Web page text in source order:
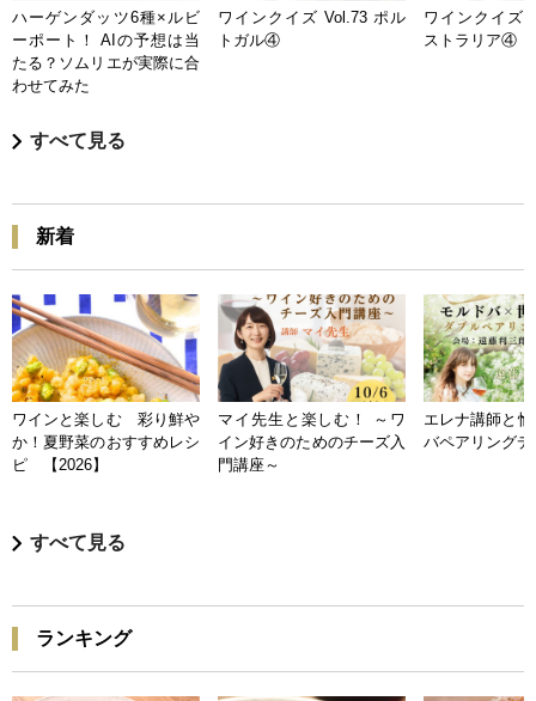
ハーゲンダッツ6種×ルビ
ーポート！ AIの予想は当
たる？ソムリエが実際に合
わせてみた
ワインクイズ Vol.73 ポル
トガル④
ワインクイズ
ストラリア④
すべて見る
新着
ワインと楽しむ 彩り鮮や
か！夏野菜のおすすめレシ
ピ 【2026】
マイ先生と楽しむ！ ～ワ
イン好きのためのチーズ入
門講座～
エレナ講師と
バペアリングデ
すべて見る
ランキング